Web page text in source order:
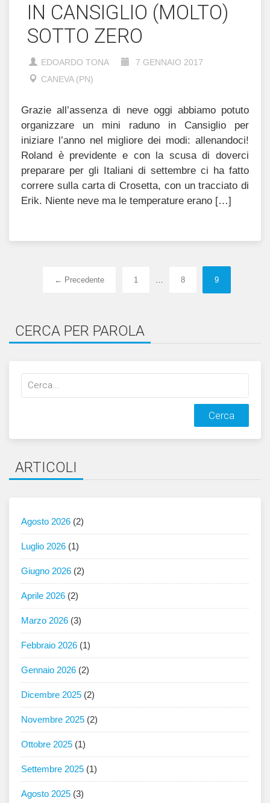
IN CANSIGLIO (MOLTO)
SOTTO ZERO
EDOARDO TONA
7 GENNAIO 2017
CANEVA (PN)
Grazie all’assenza di neve oggi abbiamo potuto
organizzare un mini raduno in Cansiglio per
iniziare l’anno nel migliore dei modi: allenandoci!
Roland è previdente e con la scusa di doverci
preparare per gli Italiani di settembre ci ha fatto
correre sulla carta di Crosetta, con un tracciato di
Erik. Niente neve ma le temperature erano […]
← Precedente 1 … 8 9
CERCA PER PAROLA
Cerca
ARTICOLI
Agosto 2026 (2)
Luglio 2026 (1)
Giugno 2026 (2)
Aprile 2026 (2)
Marzo 2026 (3)
Febbraio 2026 (1)
Gennaio 2026 (2)
Dicembre 2025 (2)
Novembre 2025 (2)
Ottobre 2025 (1)
Settembre 2025 (1)
Agosto 2025 (3)